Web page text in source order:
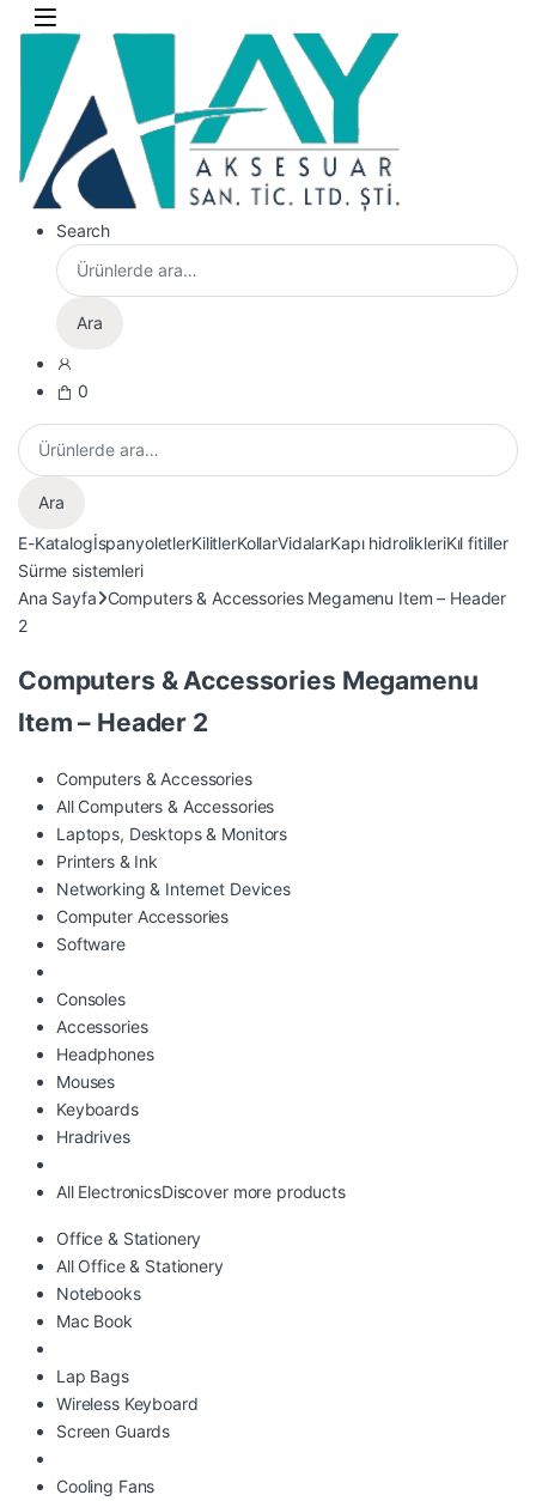
Skip to navigation
Skip to content
Search
Ara:
Ara
0
Ara:
Ara
E-KatalogİspanyoletlerKilitlerKollarVidalarKapı hidrolikleriKıl fitiller
Sürme sistemleri
Ana Sayfa
Computers & Accessories Megamenu Item – Header
2
Computers & Accessories Megamenu
Item – Header 2
Computers & Accessories
All Computers & Accessories
Laptops, Desktops & Monitors
Printers & Ink
Networking & Internet Devices
Computer Accessories
Software
Consoles
Accessories
Headphones
Mouses
Keyboards
Hradrives
All ElectronicsDiscover more products
Office & Stationery
All Office & Stationery
Notebooks
Mac Book
Lap Bags
Wireless Keyboard
Screen Guards
Cooling Fans